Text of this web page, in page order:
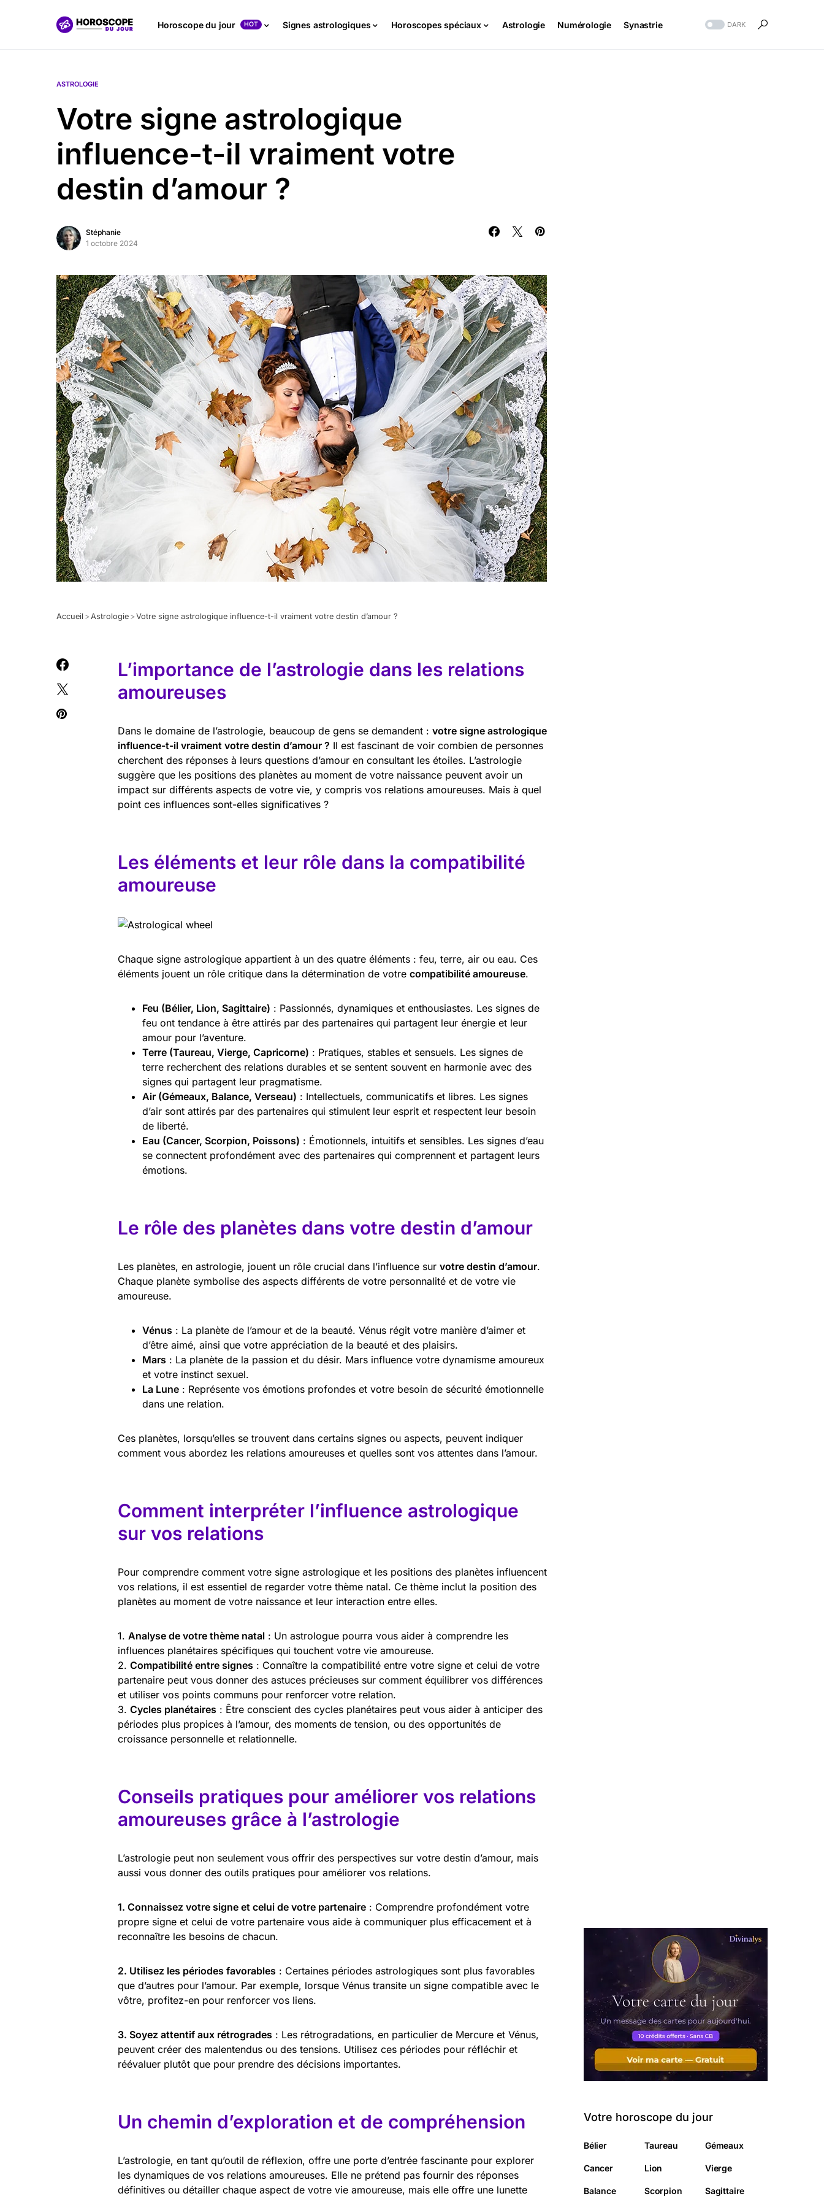
Horoscope du jour HOT Signes astrologiques Horoscopes spéciaux Astrologie Numérologie Synastrie DARK
ASTROLOGIE
Votre signe astrologique
influence-t-il vraiment votre
destin d’amour ?
Stéphanie
1 octobre 2024
Accueil >Astrologie >Votre signe astrologique influence-t-il vraiment votre destin d’amour ?
L’importance de l’astrologie dans les relations
amoureuses
Dans le domaine de l’astrologie, beaucoup de gens se demandent : votre signe astrologique
influence-t-il vraiment votre destin d’amour ? Il est fascinant de voir combien de personnes
cherchent des réponses à leurs questions d’amour en consultant les étoiles. L’astrologie
suggère que les positions des planètes au moment de votre naissance peuvent avoir un
impact sur différents aspects de votre vie, y compris vos relations amoureuses. Mais à quel
point ces influences sont-elles significatives ?
Les éléments et leur rôle dans la compatibilité
amoureuse
Chaque signe astrologique appartient à un des quatre éléments : feu, terre, air ou eau. Ces
éléments jouent un rôle critique dans la détermination de votre compatibilité amoureuse.
Feu (Bélier, Lion, Sagittaire) : Passionnés, dynamiques et enthousiastes. Les signes de
feu ont tendance à être attirés par des partenaires qui partagent leur énergie et leur
amour pour l’aventure.
Terre (Taureau, Vierge, Capricorne) : Pratiques, stables et sensuels. Les signes de
terre recherchent des relations durables et se sentent souvent en harmonie avec des
signes qui partagent leur pragmatisme.
Air (Gémeaux, Balance, Verseau) : Intellectuels, communicatifs et libres. Les signes
d’air sont attirés par des partenaires qui stimulent leur esprit et respectent leur besoin
de liberté.
Eau (Cancer, Scorpion, Poissons) : Émotionnels, intuitifs et sensibles. Les signes d’eau
se connectent profondément avec des partenaires qui comprennent et partagent leurs
émotions.
Le rôle des planètes dans votre destin d’amour
Les planètes, en astrologie, jouent un rôle crucial dans l’influence sur votre destin d’amour.
Chaque planète symbolise des aspects différents de votre personnalité et de votre vie
amoureuse.
Vénus : La planète de l’amour et de la beauté. Vénus régit votre manière d’aimer et
d’être aimé, ainsi que votre appréciation de la beauté et des plaisirs.
Mars : La planète de la passion et du désir. Mars influence votre dynamisme amoureux
et votre instinct sexuel.
La Lune : Représente vos émotions profondes et votre besoin de sécurité émotionnelle
dans une relation.
Ces planètes, lorsqu’elles se trouvent dans certains signes ou aspects, peuvent indiquer
comment vous abordez les relations amoureuses et quelles sont vos attentes dans l’amour.
Comment interpréter l’influence astrologique
sur vos relations
Pour comprendre comment votre signe astrologique et les positions des planètes influencent
vos relations, il est essentiel de regarder votre thème natal. Ce thème inclut la position des
planètes au moment de votre naissance et leur interaction entre elles.
1. Analyse de votre thème natal : Un astrologue pourra vous aider à comprendre les
influences planétaires spécifiques qui touchent votre vie amoureuse.
2. Compatibilité entre signes : Connaître la compatibilité entre votre signe et celui de votre
partenaire peut vous donner des astuces précieuses sur comment équilibrer vos différences
et utiliser vos points communs pour renforcer votre relation.
3. Cycles planétaires : Être conscient des cycles planétaires peut vous aider à anticiper des
périodes plus propices à l’amour, des moments de tension, ou des opportunités de
croissance personnelle et relationnelle.
Conseils pratiques pour améliorer vos relations
amoureuses grâce à l’astrologie
L’astrologie peut non seulement vous offrir des perspectives sur votre destin d’amour, mais
aussi vous donner des outils pratiques pour améliorer vos relations.
1. Connaissez votre signe et celui de votre partenaire : Comprendre profondément votre
propre signe et celui de votre partenaire vous aide à communiquer plus efficacement et à
reconnaître les besoins de chacun.
2. Utilisez les périodes favorables : Certaines périodes astrologiques sont plus favorables
que d’autres pour l’amour. Par exemple, lorsque Vénus transite un signe compatible avec le
vôtre, profitez-en pour renforcer vos liens.
3. Soyez attentif aux rétrogrades : Les rétrogradations, en particulier de Mercure et Vénus,
peuvent créer des malentendus ou des tensions. Utilisez ces périodes pour réfléchir et
réévaluer plutôt que pour prendre des décisions importantes.
Un chemin d’exploration et de compréhension
L’astrologie, en tant qu’outil de réflexion, offre une porte d’entrée fascinante pour explorer
les dynamiques de vos relations amoureuses. Elle ne prétend pas fournir des réponses
définitives ou détailler chaque aspect de votre vie amoureuse, mais elle offre une lunette
Votre horoscope du jour
Bélier Taureau Gémeaux
Cancer Lion Vierge
Balance Scorpion Sagittaire